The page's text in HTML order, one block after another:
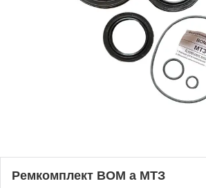
Ремкомплект ВОМ а МТЗ